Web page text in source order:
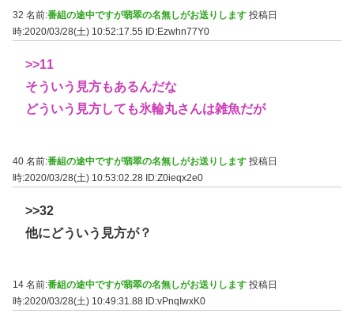
32 名前:番組の途中ですが翡翠の名無しがお送りします 投稿日
時:2020/03/28(土) 10:52:17.55
ID:Ezwhn77Y0
>>11
そういう見方もあるんだな
どういう見方しても氷輪丸さんは雑魚だが
40 名前:番組の途中ですが翡翠の名無しがお送りします 投稿日
時:2020/03/28(土) 10:53:02.28 ID:Z0ieqx2e0
>>32
他にどういう見方が？
14 名前:番組の途中ですが翡翠の名無しがお送りします 投稿日
時:2020/03/28(土) 10:49:31.88 ID:vPnqIwxK0